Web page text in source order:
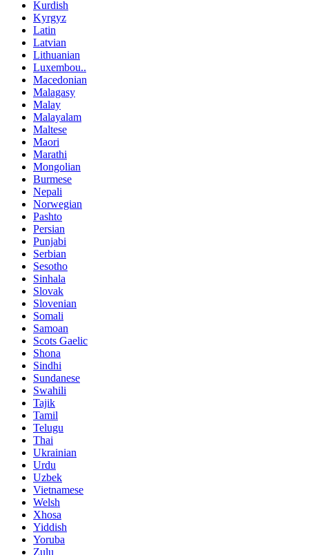
Kurdish
Kyrgyz
Latin
Latvian
Lithuanian
Luxembou..
Macedonian
Malagasy
Malay
Malayalam
Maltese
Maori
Marathi
Mongolian
Burmese
Nepali
Norwegian
Pashto
Persian
Punjabi
Serbian
Sesotho
Sinhala
Slovak
Slovenian
Somali
Samoan
Scots Gaelic
Shona
Sindhi
Sundanese
Swahili
Tajik
Tamil
Telugu
Thai
Ukrainian
Urdu
Uzbek
Vietnamese
Welsh
Xhosa
Yiddish
Yoruba
Zulu